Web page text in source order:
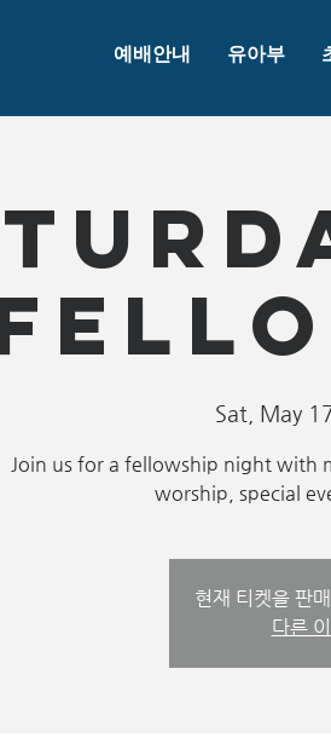
예배안내 유아부
Sat, May
Join us for a fellowship night with
worship, special
현재 티켓을 판
다른